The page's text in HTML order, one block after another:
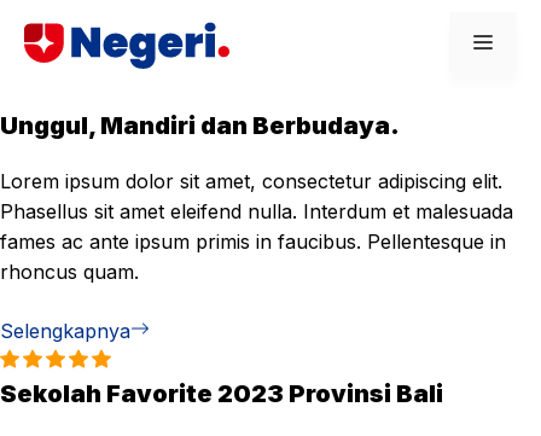
Unggul, Mandiri dan Berbudaya.
Lorem ipsum dolor sit amet, consectetur adipiscing elit.
Phasellus sit amet eleifend nulla. Interdum et malesuada
fames ac ante ipsum primis in faucibus. Pellentesque in
rhoncus quam.
Selengkapnya
Sekolah Favorite 2023 Provinsi Bali